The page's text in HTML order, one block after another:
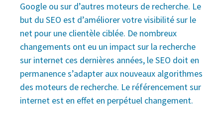
Google ou sur d’autres moteurs de recherche. Le
but du SEO est d’améliorer votre visibilité sur le
net pour une clientèle ciblée. De nombreux
changements ont eu un impact sur la recherche
sur internet ces dernières années, le SEO doit en
permanence s’adapter aux nouveaux algorithmes
des moteurs de recherche. Le référencement sur
internet est en effet en perpétuel changement.